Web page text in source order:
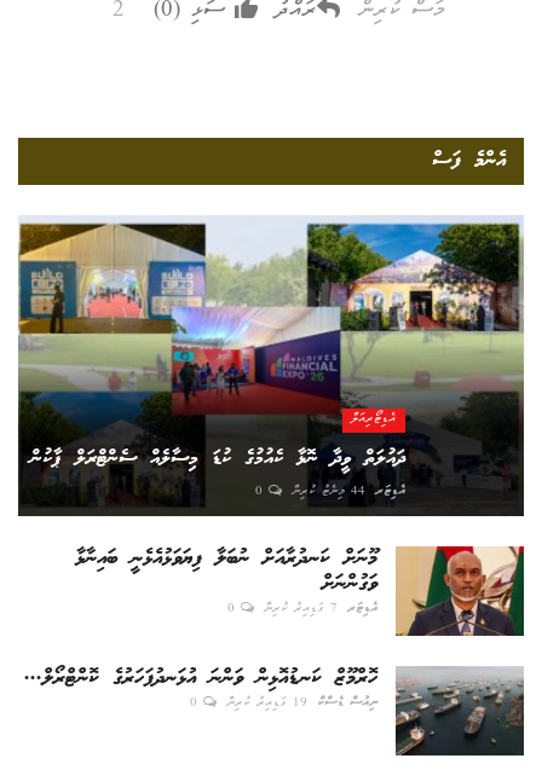
2 މަސް ކުރިން ރައްދު ސަޅި (0
)
އެންމެ ފަސް
އެޑިޓޯރިއަލް
ދައުލަތް ވީދާ ނޮޅާ ކެއުމުގެ ކުޑަ މިސާލެއް ސެންޓްރަލް ޕާކުން
އެޑިޓަރ 44 މިނެޓު ކުރިން 0
މޫނަށް ކަނދުރާއަށް ނުބަލާ ފިޔަވަޅުއެޅެނީ ބައިނާޅާ
ވަގުންނަށް
އެޑިޓަރ 7 ގަޑިއިރު ކުރިން 0
ހޮރްމޫޒް ކަނޑުއޮޅިން ވަންނަ އުޅަނދުފަހަރުގެ ކޮންޓްރޯލް...
ނިއުސް ޑެސްކް 19 ގަޑިއިރު ކުރިން 0